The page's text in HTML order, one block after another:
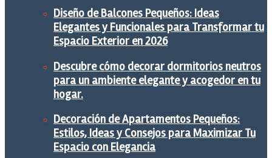
Diseño de Balcones Pequeños: Ideas
Elegantes y Funcionales para Transformar tu
Espacio Exterior en 2026
Descubre cómo decorar dormitorios neutros
para un ambiente elegante y acogedor en tu
hogar.
Decoración de Apartamentos Pequeños:
Estilos, Ideas y Consejos para Maximizar Tu
Espacio con Elegancia